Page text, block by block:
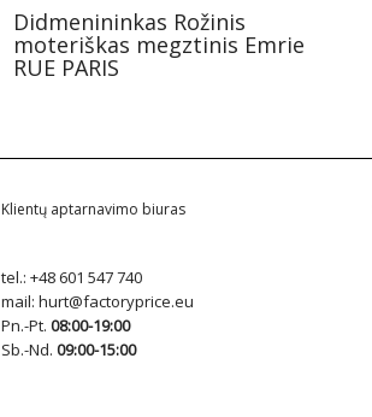
Didmenininkas Rožinis
moteriškas megztinis Emrie
RUE PARIS
Klientų aptarnavimo biuras
tel.: +48 601 547 740
mail: hurt@factoryprice.eu
Pn.-Pt. 08:00-19:00
Sb.-Nd. 09:00-15:00